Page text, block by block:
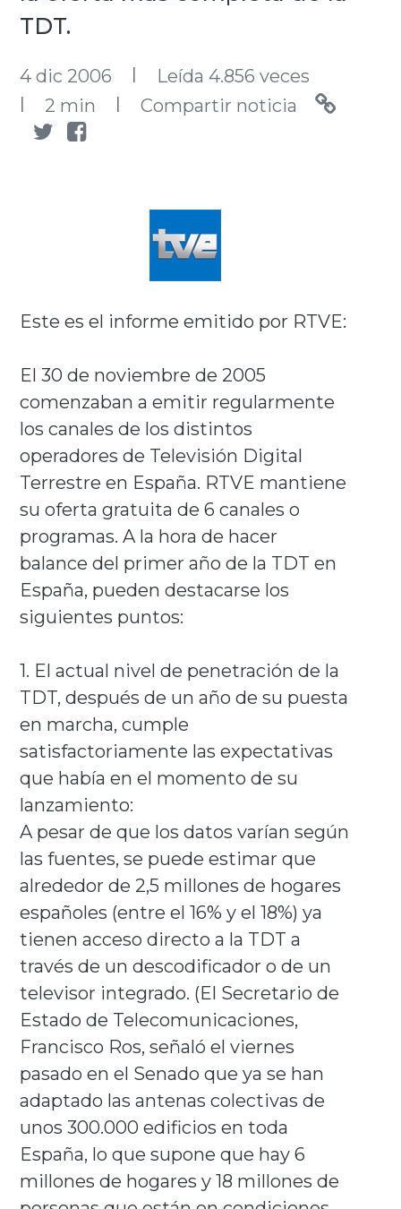
TDT.
4 dic 2006 l Leída 4.856 veces
l 2 min l Compartir noticia
Este es el informe emitido por RTVE:
El 30 de noviembre de 2005
comenzaban a emitir regularmente
los canales de los distintos
operadores de Televisión Digital
Terrestre en España. RTVE mantiene
su oferta gratuita de 6 canales o
programas. A la hora de hacer
balance del primer año de la TDT en
España, pueden destacarse los
siguientes puntos:
1. El actual nivel de penetración de la
TDT, después de un año de su puesta
en marcha, cumple
satisfactoriamente las expectativas
que había en el momento de su
lanzamiento:
A pesar de que los datos varían según
las fuentes, se puede estimar que
alrededor de 2,5 millones de hogares
españoles (entre el 16% y el 18%) ya
tienen acceso directo a la TDT a
través de un descodificador o de un
televisor integrado. (El Secretario de
Estado de Telecomunicaciones,
Francisco Ros, señaló el viernes
pasado en el Senado que ya se han
adaptado las antenas colectivas de
unos 300.000 edificios en toda
España, lo que supone que hay 6
millones de hogares y 18 millones de